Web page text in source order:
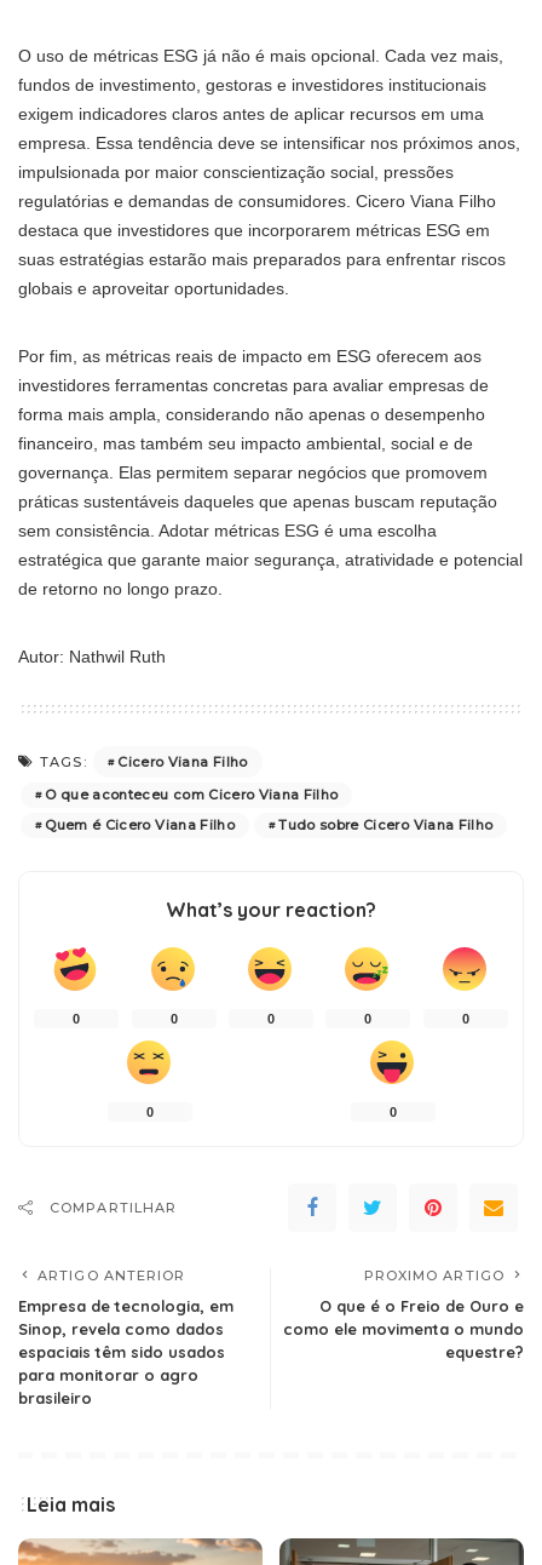
O uso de métricas ESG já não é mais opcional. Cada vez mais,
fundos de investimento, gestoras e investidores institucionais
exigem indicadores claros antes de aplicar recursos em uma
empresa. Essa tendência deve se intensificar nos próximos anos,
impulsionada por maior conscientização social, pressões
regulatórias e demandas de consumidores. Cicero Viana Filho
destaca que investidores que incorporarem métricas ESG em
suas estratégias estarão mais preparados para enfrentar riscos
globais e aproveitar oportunidades.
Por fim, as métricas reais de impacto em ESG oferecem aos
investidores ferramentas concretas para avaliar empresas de
forma mais ampla, considerando não apenas o desempenho
financeiro, mas também seu impacto ambiental, social e de
governança. Elas permitem separar negócios que promovem
práticas sustentáveis daqueles que apenas buscam reputação
sem consistência. Adotar métricas ESG é uma escolha
estratégica que garante maior segurança, atratividade e potencial
de retorno no longo prazo.
Autor: Nathwil Ruth
TAGS:
Cicero Viana Filho
O que aconteceu com Cicero Viana Filho
Quem é Cicero Viana Filho
Tudo sobre Cicero Viana Filho
What’s your reaction?
0 0 0 0 0
0 0
COMPARTILHAR
ARTIGO ANTERIOR
Empresa de tecnologia, em
Sinop, revela como dados
espaciais têm sido usados
para monitorar o agro
brasileiro
PROXIMO ARTIGO
O que é o Freio de Ouro e
como ele movimenta o mundo
equestre?
Leia mais